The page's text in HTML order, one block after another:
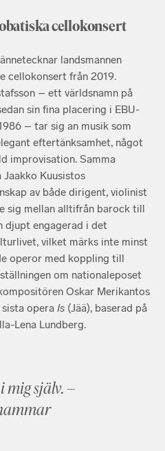
cellokonsert
landsmannen
cellokonsert från 2019.
– ett världsnamn på
sin fina placering i EBU-
– tar sig an musik som
eftertänksamhet, något
improvisation. Samma
Kuusistos
av både dirigent, violinist
sig mellan alltifrån barock till
djupt engagerad i det
vilket märks inte minst
operor med koppling till
om nationaleposet
Oskar Merikantos
opera Is (Jää), baserad på
Lena Lundberg.
mig själv. –